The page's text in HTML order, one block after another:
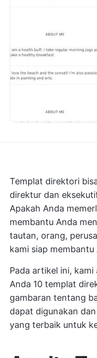
Templat direktori
direktur dan
Apakah Anda
membantu Anda
tautan, orang,
kami siap membantu
Pada artikel ini,
Anda 10 templat
gambaran tentang
dapat digunakan
yang terbaik untuk